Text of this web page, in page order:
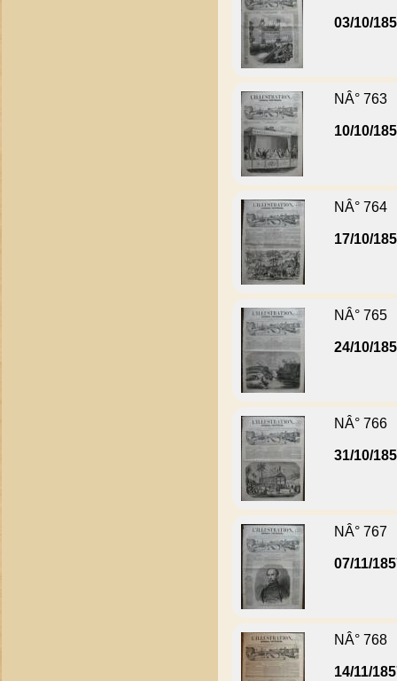
03/10/
NÂ° 763
10/10/
NÂ° 764
17/10/
NÂ° 765
24/10/
NÂ° 766
31/10/
NÂ° 767
07/11/
NÂ° 768
14/11/